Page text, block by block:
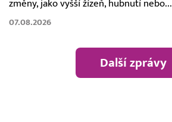
změny, jako vyšší žízeň, hubnutí nebo...
07.08.2026
Další zprávy